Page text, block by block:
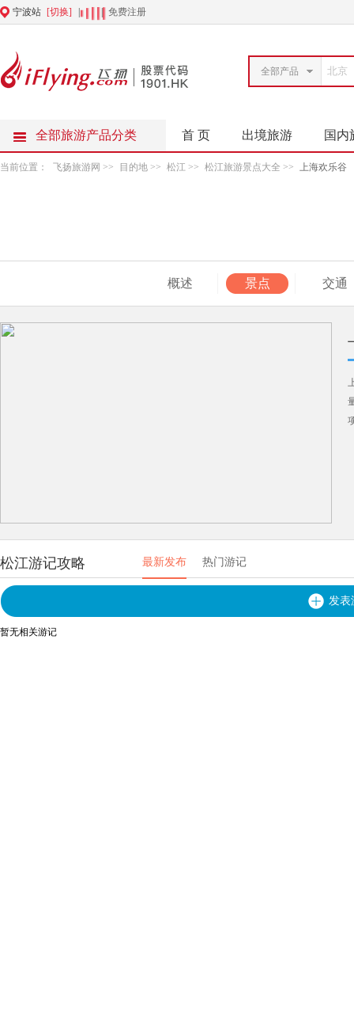
宁波站 [切换] | 免费注册
全部产品
全部旅游产品分类 首 页 出境旅游 国内
当前位置： 飞扬旅游网 >> 目的地 >> 松江 >> 松江旅游景点大全 >> 上海欢乐谷
概述 景点 交通
松江游记攻略 最新发布 热门游记
发表
暂无相关游记